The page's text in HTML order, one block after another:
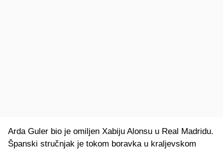
Arda Guler bio je omiljen Xabiju Alonsu u Real Madridu.
Španski stručnjak je tokom boravka u kraljevskom